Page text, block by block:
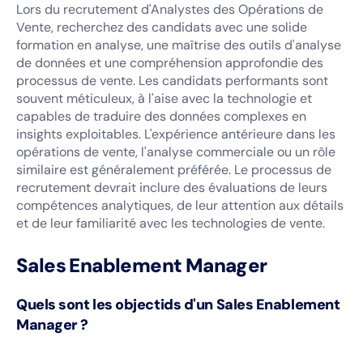
Lors du recrutement d'Analystes des Opérations de
Vente, recherchez des candidats avec une solide
formation en analyse, une maîtrise des outils d'analyse
de données et une compréhension approfondie des
processus de vente. Les candidats performants sont
souvent méticuleux, à l'aise avec la technologie et
capables de traduire des données complexes en
insights exploitables. L'expérience antérieure dans les
opérations de vente, l'analyse commerciale ou un rôle
similaire est généralement préférée. Le processus de
recrutement devrait inclure des évaluations de leurs
compétences analytiques, de leur attention aux détails
et de leur familiarité avec les technologies de vente.
Sales Enablement Manager
Quels sont les objectids d'un Sales Enablement
Manager ?